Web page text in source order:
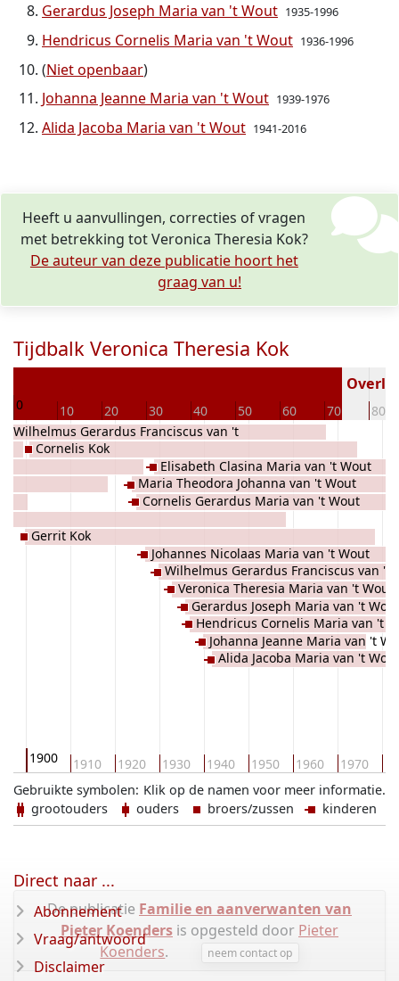
Gerardus Joseph Maria van 't Wout 1935-1996
Hendricus Cornelis Maria van 't Wout 1936-1996
(Niet openbaar)
Johanna Jeanne Maria van 't Wout 1939-1976
Alida Jacoba Maria van 't Wout 1941-2016
Heeft u aanvullingen, correcties of vragen
met betrekking tot Veronica Theresia Kok?
De auteur van deze publicatie hoort het
graag van u!
Tijdbalk Veronica Theresia Kok
0 10 20 30 40 50 60 70 80
1900 1910 1920 1930 1940 1950 1960 1970
Wilhelmus Gerardus Franciscus van 't
Wout
Gerrit Kok
Cornelis Kok
Maria Theodora Johanna van 't Wout
Cornelis Gerardus Maria van 't Wout
Johannes Nicolaas Maria van 't Wout
Elisabeth Clasina Maria van 't Wout
Wilhelmus Gerardus Franciscus van 't
WoutVeronica Theresia Maria van 't Wout
Gerardus Joseph Maria van 't Wout
Hendricus Cornelis Maria van 't
Johanna Jeanne Maria van 't
Alida Jacoba Maria van 't Wout
Klik op de namen voor meer informatie.
Gebruikte symbolen:
grootouders
ouders broers/zussen kinderen
De publicatie Familie en aanverwanten van
Pieter Koenders is opgesteld door Pieter
Koenders. neem contact op
Direct naar ...
Abonnement
Vraag/antwoord
Disclaimer